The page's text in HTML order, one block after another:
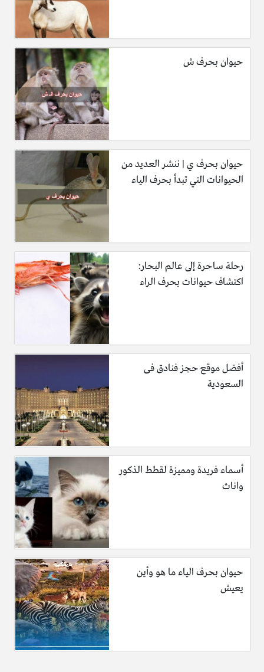
حيوان بحرف ش
حيوان بحرف ي | ننشر العديد من
الحيوانات التي تبدأ بحرف الياء
رحلة ساحرة إلى عالم البحار:
اكتشاف حيوانات بحرف الراء
أفضل موقع حجز فنادق فى
السعودية
أسماء فريدة ومميزة لقطط الذكور
واناث
حيوان بحرف الياء ما هو وأين
يعيش